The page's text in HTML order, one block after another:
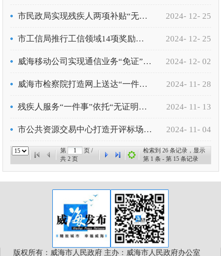
市民政局实现残疾人两项补贴“无证明”办理 2024- 12- 25
市工信局推行工信领域14项奖励政策实行“免申即享”推动政策红利加速释放 2024- 12- 25
威海移动公司实现通信业务“免证”办理 2024- 12- 02
威海市检察院打造网上送达“一件事”应用 2024- 11- 28
残疾人服务“一件事”依托“无证明城市”，实现“数据多跑路，群众、工作人员少跑腿” 2024- 11- 13
市公共资源交易中心打造开评标场地预约“无证明”新模式 2024- 11- 04
第
页 /
共 2页
检索到 26条记录，显示
第 1 条 - 第 15条记录
版权所有：威海市人民政府 主办：威海市人民政府办公室